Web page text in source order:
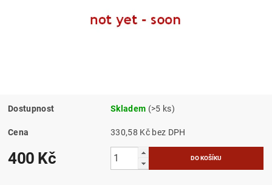
Dostupnost Skladem (>5 ks)
Cena 330,58 Kč bez DPH
400 Kč